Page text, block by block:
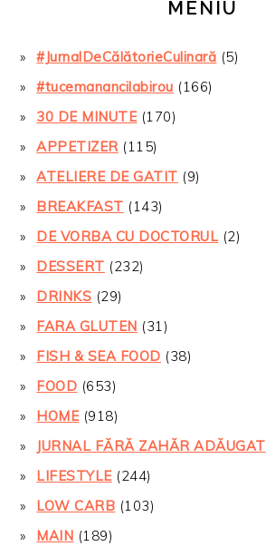
MENIU
#JurnalDeCălătorieCulinară (5)
#tucemanancilabirou (166)
30 DE MINUTE(170)
APPETIZER(115)
ATELIERE DE GATIT (9)
BREAKFAST (143)
DE VORBA CU DOCTORUL (2)
DESSERT (232)
DRINKS (29)
FARA GLUTEN (31)
FISH & SEA FOOD (38)
FOOD (653)
HOME(918)
JURNAL FĂRĂ ZAHĂR ADĂUGAT
LIFESTYLE(244)
LOW CARB (103)
MAIN (189)